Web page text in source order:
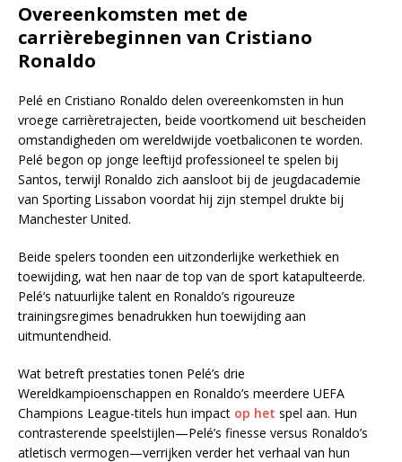
Overeenkomsten met de
carrièrebeginnen van Cristiano
Ronaldo
Pelé en Cristiano Ronaldo delen overeenkomsten in hun
vroege carrièretrajecten, beide voortkomend uit bescheiden
omstandigheden om wereldwijde voetbaliconen te worden.
Pelé begon op jonge leeftijd professioneel te spelen bij
Santos, terwijl Ronaldo zich aansloot bij de jeugdacademie
van Sporting Lissabon voordat hij zijn stempel drukte bij
Manchester United.
Beide spelers toonden een uitzonderlijke werkethiek en
toewijding, wat hen naar de top van de sport katapulteerde.
Pelé’s natuurlijke talent en Ronaldo’s rigoureuze
trainingsregimes benadrukken hun toewijding aan
uitmuntendheid.
Wat betreft prestaties tonen Pelé’s drie
Wereldkampioenschappen en Ronaldo’s meerdere UEFA
Champions League-titels hun impact op het spel aan. Hun
contrasterende speelstijlen—Pelé’s finesse versus Ronaldo’s
atletisch vermogen—verrijken verder het verhaal van hun